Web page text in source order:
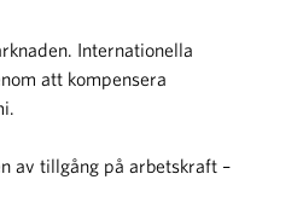
Internationella
att kompensera
av tillgång på arbetskraft –